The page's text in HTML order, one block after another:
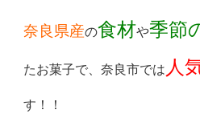
奈良県産の食材や季節
たお菓子で、奈良市では 人
す！！